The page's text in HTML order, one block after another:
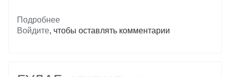
Подробнее
Россия
царствие
Войдите, чтобы оставлять комментарии